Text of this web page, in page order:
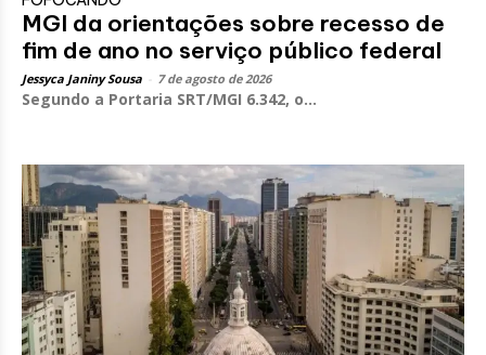
MGI da orientações sobre recesso de
fim de ano no serviço público federal
Jessyca Janiny Sousa 7 de agosto de 2026
Segundo a Portaria SRT/MGI 6.342, o...